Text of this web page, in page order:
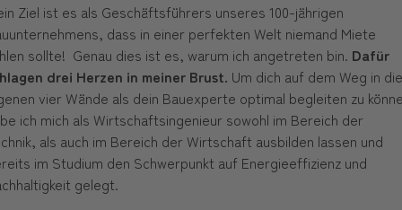
Ziel ist es als Geschäftsführers unseres 100-jährigen
dass in einer perfekten Welt niemand Miete
sollte! Genau dies ist es, warum ich angetreten bin. Dafür
drei Herzen in meiner Brust. Um dich auf dem Weg in die
vier Wände als dein Bauexperte optimal begleiten zu
ich mich als Wirtschaftsingenieur sowohl im Bereich der
als auch im Bereich der Wirtschaft ausbilden lassen und
im Studium den Schwerpunkt auf Energieeffizienz und
gelegt.